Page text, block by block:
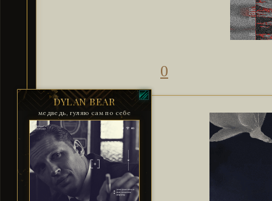
0
DYLAN BEAR
медведь, гуляю сам по себе